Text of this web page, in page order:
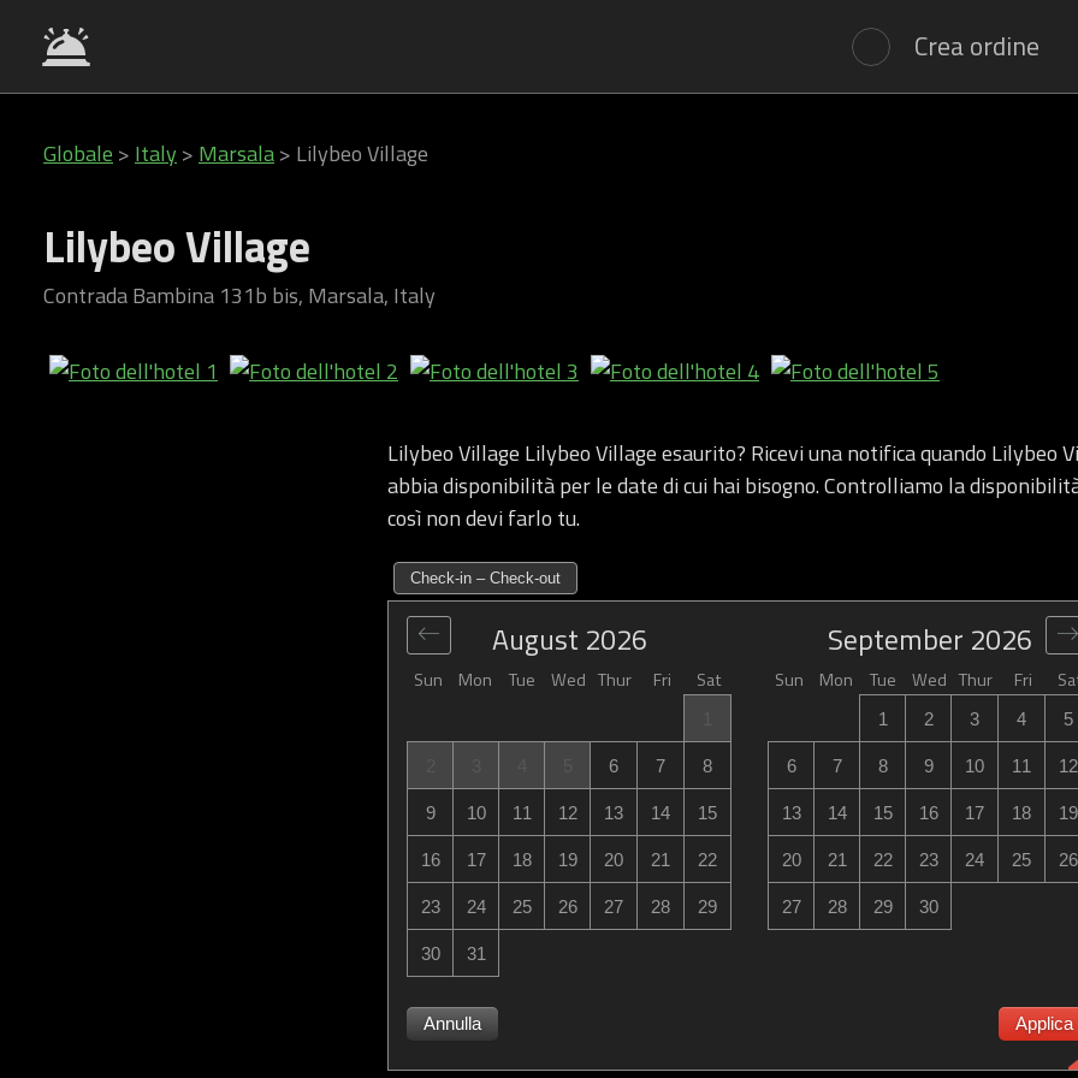
Crea ordine
Globale > Italy > Marsala> Lilybeo Village
Lilybeo Village
Contrada Bambina 131b bis, Marsala, Italy
Lilybeo Village Lilybeo Village esaurito? Ricevi una notifica quando Lilybeo
abbia disponibilità per le date di cui hai bisogno. Controlliamo la
così non devi farlo tu.
Check-in – Check-out
Sun Mon Tue Wed Thur Fri Sat Sun Mon Tue Wed Thur Fri
August 2026
6 7 8
9 10 11 12 13 14 15
16 17 18 19 20 21 22
23 24 25 26 27 28 29
30 31
September 2026
1 2 3 4 5
6 7 8 9 10 11 12
13 14 15 16 17 18 19
20 21 22 23 24 25 26
27 28 29 30
Annulla Applica